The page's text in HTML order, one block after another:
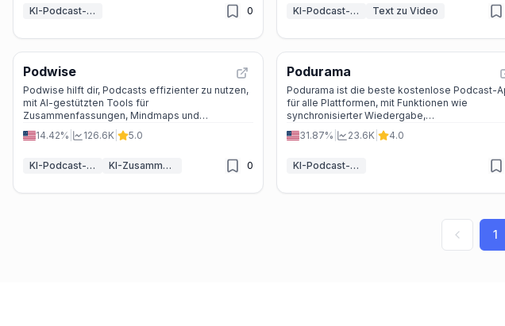
KI-Podcast-Assistent 0 KI-Podcast-Assistent Text zu Video
Podwise
Podwise hilft dir, Podcasts effizienter zu nutzen,
mit AI-gestützten Tools für
Zusammenfassungen, Mindmaps und
Integrationen.
14.42% 126.6K 5.0
KI-Podcast-Assistent KI-Zusammenfasser 0
Podurama
Podurama ist die beste kostenlose Podcast-
für alle Plattformen, mit Funktionen wie
synchronisierter Wiedergabe,
benutzerdefinierten Feeds und offline-fähigem
Hören.
31.87% 23.6K 4.0
KI-Podcast-Assistent
1